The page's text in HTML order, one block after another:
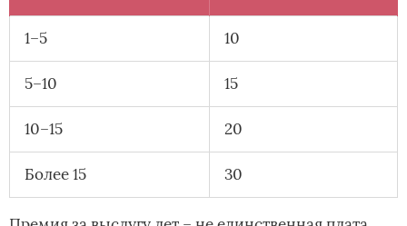
1–5 10
5–10 15
10–15 20
Более 15 30